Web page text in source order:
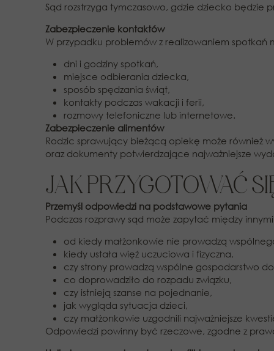
Sąd rozstrzyga tymczasowo, gdzie dziecko
Zabezpieczenie kontaktów
W przypadku problemów z realizowaniem
dni i godziny spotkań,
miejsce odbierania dziecka,
sposób spędzania świąt,
kontakty podczas wakacji i ferii,
rozmowy telefoniczne lub internetowe.
Zabezpieczenie alimentów
Rodzic sprawujący bieżącą opiekę może również
oraz dokumenty potwierdzające najważniejsze
JAK PRZYGOTOWAĆ
Przemyśl odpowiedzi na podstawowe pytania
Podczas rozprawy sąd może zapytać między
od kiedy małżonkowie nie prowadzą
kiedy ustała więź uczuciowa i fizyczna,
czy strony prowadzą wspólne gospodarstwo
co doprowadziło do rozpadu związku,
czy istnieją szanse na pojednanie,
jak wygląda sytuacja dzieci,
czy małżonkowie uzgodnili najważniejsze
Odpowiedzi powinny być rzeczowe, zgodne z